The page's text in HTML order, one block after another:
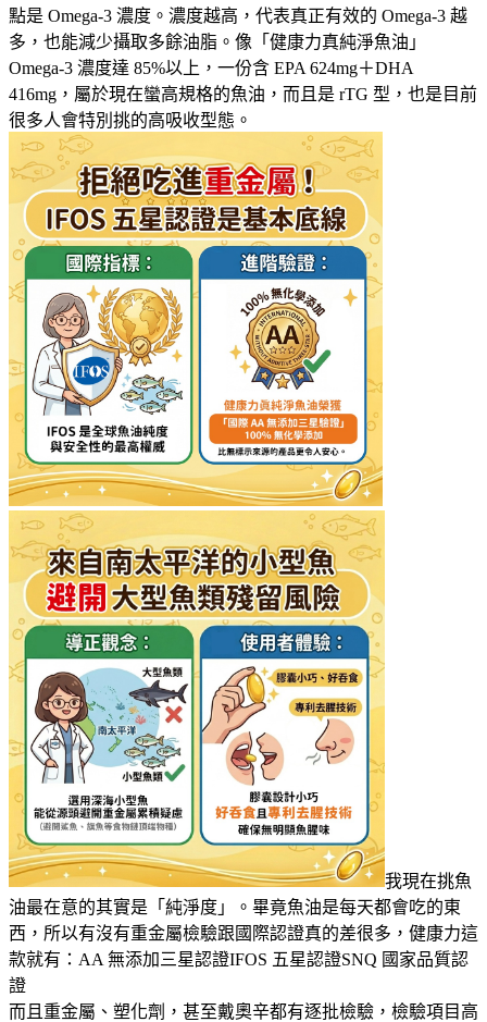
點是 Omega-3 濃度。濃度越高，代表真正有效的 Omega-3 越
多，也能減少攝取多餘油脂。像「健康力真純淨魚油」
Omega-3 濃度達 85%以上，一份含 EPA 624mg＋DHA
416mg，屬於現在蠻高規格的魚油，而且是 rTG 型，也是目前
很多人會特別挑的高吸收型態。
我現在挑魚
油最在意的其實是「純淨度」。畢竟魚油是每天都會吃的東
西，所以有沒有重金屬檢驗跟國際認證真的差很多，健康力這
款就有：AA 無添加三星認證IFOS 五星認證SNQ 國家品質認
證
而且重金屬、塑化劑，甚至戴奧辛都有逐批檢驗，檢驗項目高